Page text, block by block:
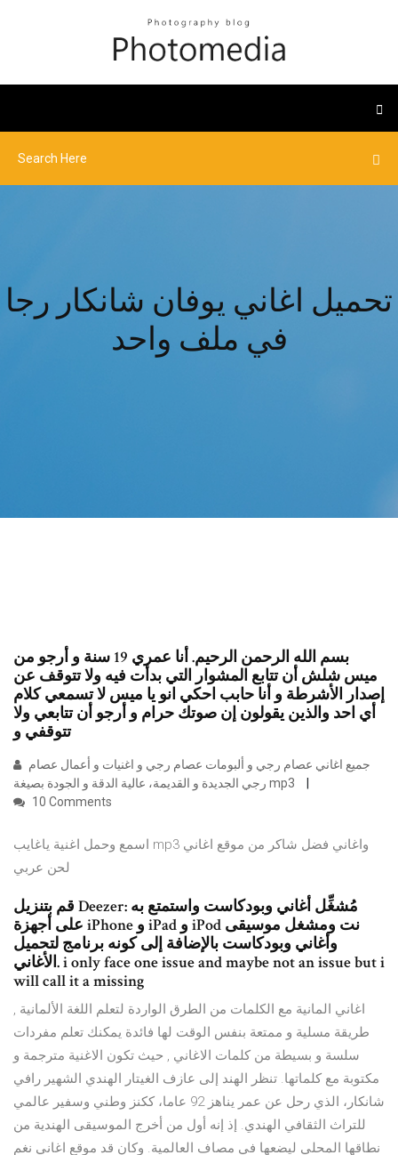
تحميل اغاني يوفان شانكار رجا
في ملف واحد
بسم الله الرحمن الرحيم. أنا عمري 19 سنة و أرجو من
ميس شلش أن تتابع المشوار التي بدأت فيه ولا تتوقف عن
إصدار الأشرطة و أنا حابب احكي انو يا ميس لا تسمعي كلام
أي احد والذين يقولون إن صوتك حرام و أرجو أن تتابعي ولا
تتوقفي و
رجي الجديدة و القديمة، عالية الدقة و الجودة بصيغة mp3
10 Comments
اسمع وحمل اغنية ياغايب mp3 واغاني فضل شاكر من موقع اغاني
لحن عربي
قم بتنزيل Deezer: مُشغِّل أغاني وبودكاست واستمتع به
على أجهزة iPhone و iPad و iPod نت ومشغل موسيقى
وأغاني وبودكاست بالإضافة إلى كونه برنامج لتحميل
الأغاني. i only face one issue and maybe not an issue but i
will call it a missing
اغاني المانية مع الكلمات من الطرق الواردة لتعلم اللغة الألمانية ,
طريقة مسلية و ممتعة بنفس الوقت لها فائدة يمكنك تعلم مفردات
سلسة و بسيطة من كلمات الاغاني , حيث تكون الاغنية مترجمة و
مكتوبة مع كلماتها. تنظر الهند إلى عازف الغيتار الهندي الشهير رافي
شانكار، الذي رحل عن عمر يناهز 92 عاما، ككنز وطني وسفير عالمي
للتراث الثقافي الهندي. إذ إنه أول من أخرج الموسيقى الهندية من
نطاقها المحلي ليضعها في مصاف العالمية. وكان قد موقع اغاني نغم